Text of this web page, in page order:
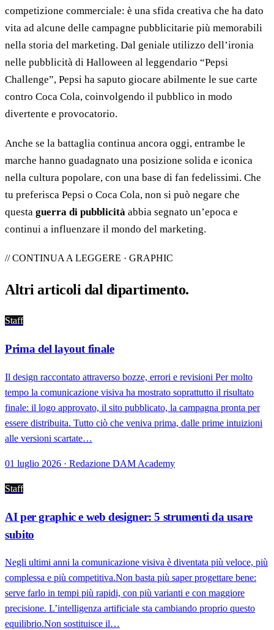
competizione commerciale: è una sfida creativa che ha dato
vita ad alcune delle campagne pubblicitarie più memorabili
nella storia del marketing. Dal geniale utilizzo dell’ironia
nelle pubblicità di Halloween al leggendario “Pepsi
Challenge”, Pepsi ha saputo giocare abilmente le sue carte
contro Coca Cola, coinvolgendo il pubblico in modo
divertente e provocatorio.
Anche se la battaglia continua ancora oggi, entrambe le
marche hanno guadagnato una posizione solida e iconica
nella cultura popolare, con una base di fan fedelissimi. Che
tu preferisca Pepsi o Coca Cola, non si può negare che
questa guerra di pubblicità abbia segnato un’epoca e
continui a influenzare il mondo del marketing.
// CONTINUA A LEGGERE · GRAPHIC
Altri articoli dal dipartimento.
Staff
Prima del layout finale
Il design raccontato attraverso bozze, errori e revisioni Per molto
tempo la comunicazione visiva ha mostrato soprattutto il risultato
finale: il logo approvato, il sito pubblicato, la campagna pronta per
essere distribuita. Tutto ciò che veniva prima, dalle prime intuizioni
alle versioni scartate…
01 luglio 2026 · Redazione DAM Academy
Staff
AI per graphic e web designer: 5 strumenti da usare
subito
Negli ultimi anni la comunicazione visiva è diventata più veloce, più
complessa e più competitiva.Non basta più saper progettare bene:
serve farlo in tempi più rapidi, con più varianti e con maggiore
precisione. L’intelligenza artificiale sta cambiando proprio questo
equilibrio.Non sostituisce il…